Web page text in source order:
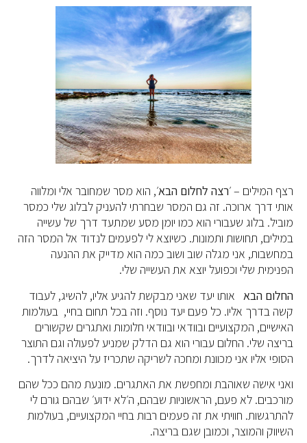
רצף המילים – ׳רצה לחלום הבא׳, הוא מסר שמחובר אלי ומלווה
אותי דרך ארוכה. זה גם המסר שבחרתי להעניק לבלוג שלי כמסר
מוביל. בלוג שעבורי הוא כמו יומן מסע שמתעד דרך של עשייה
במילים, תחושות ותמונות. כשיוצא לי לפעמים לנדוד אל המסר הזה
במחשבות, אני מגלה שוב ושוב כמה הוא מדייק את ההנעה
הפנימית שלי וכפועל יוצא את העשייה שלי.
החלום הבא
אותו יעד שאני מבקשת להגיע אליו, להשיג, לעבוד
קשה בדרך אליו. כל פעם יעד נוסף. וזה בכל תחום בחיי, בעולמות
האישיים, המקצועיים ובוודאי ובוודאי חלומות ואתגרים שקשורים
בריצה שלי. החלום עבורי הוא גם הדלק שמניע לפעולה וגם התוצר
הסופי אליו אני מכוונת ומחכה לשריקה שתכריז על היציאה לדרך.
ואני אישה שאוהבת ומחפשת את האתגרים. מונעת מהם ככל שהם
מורכבים. לא פעם, הראשוניות שבהם, ה׳לא ידוע׳ שבהם גורם לי
להתרגשות. חוויתי את זה פעמים רבות בחיי המקצועיים, בעולמות
השיווק והמוצר, וכמובן שגם בריצה.